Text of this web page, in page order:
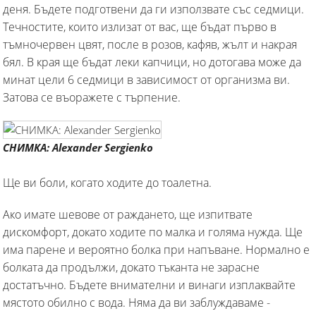
деня. Бъдете подготвени да ги използвате със седмици.
Течностите, които излизат от вас, ще бъдат първо в
тъмночервен цвят, после в розов, кафяв, жълт и накрая
бял. В края ще бъдат леки капчици, но дотогава може да
минат цели 6 седмици в зависимост от организма ви.
Затова се въоражете с търпение.
СНИМКА: Alexander Sergienko
Ще ви боли, когато ходите до тоалетна.
Ако имате шевове от раждането, ще изпитвате
дискомфорт, докато ходите по малка и голяма нужда. Ще
има парене и вероятно болка при напъване. Нормално е
болката да продължи, докато тъканта не зарасне
достатъчно. Бъдете внимателни и винаги изплаквайте
мястото обилно с вода. Няма да ви заблуждаваме -